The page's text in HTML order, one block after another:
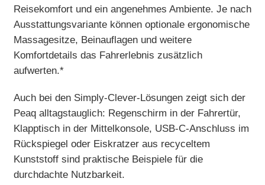
Reisekomfort und ein angenehmes Ambiente. Je nach
Ausstattungsvariante können optionale ergonomische
Massagesitze, Beinauflagen und weitere
Komfortdetails das Fahrerlebnis zusätzlich
aufwerten.*
Auch bei den Simply-Clever-Lösungen zeigt sich der
Peaq alltagstauglich: Regenschirm in der Fahrertür,
Klapptisch in der Mittelkonsole, USB-C-Anschluss im
Rückspiegel oder Eiskratzer aus recyceltem
Kunststoff sind praktische Beispiele für die
durchdachte Nutzbarkeit.